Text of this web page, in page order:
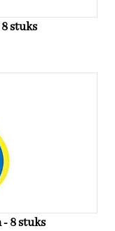
stuks
- 8 stuks